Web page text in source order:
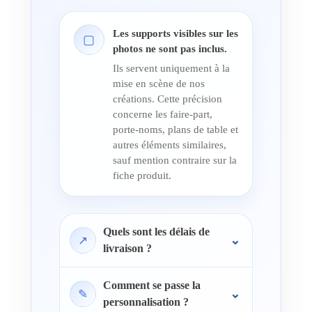
▢
Les supports visibles sur les
photos ne sont pas inclus.
Ils servent uniquement à la
mise en scène de nos
créations. Cette précision
concerne les faire-part,
porte-noms, plans de table et
autres éléments similaires,
sauf mention contraire sur la
fiche produit.
↗
Quels sont les délais de
livraison ?
✎
Comment se passe la
personnalisation ?